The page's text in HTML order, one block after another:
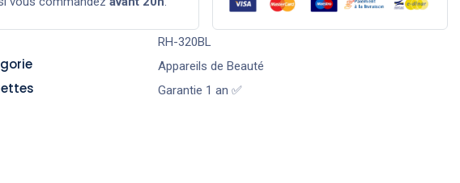
RH-320BL
Appareils de Beauté
Garantie 1 an ✅